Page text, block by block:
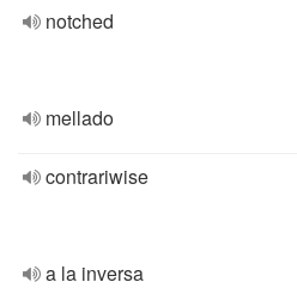
notched
mellado
contrariwise
a la inversa